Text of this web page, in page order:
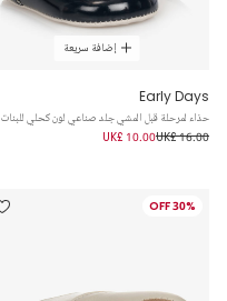
إضافة سريعة
Early Days
حذاء لمرحلة قبل المشي جلد صناعي لون كحلي للبنات
UK£ 16.00
UK£ 10.00
30% OFF